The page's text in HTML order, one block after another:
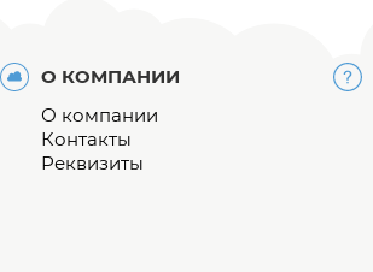
О КОМПАНИИ
О компании
Контакты
Реквизиты